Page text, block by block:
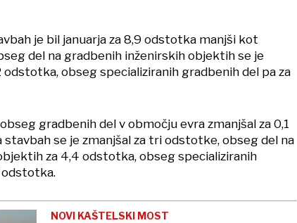
je bil januarja za 8,9 odstotka manjši kot
del na gradbenih inženirskih objektih se je
odstotka, obseg specializiranih gradbenih del pa za
gradbenih del v območju evra zmanjšal za 0,1
se je zmanjšal za tri odstotke, obseg del na
za 4,4 odstotka, obseg specializiranih
odstotka.
NOVI KAŠTELSKI MOST